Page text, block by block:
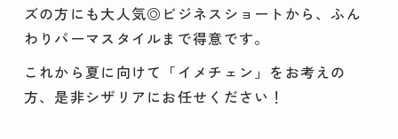
ズの方にも大人気◎ビジネスショートから、ふん
わりパーマスタイルまで得意です。
これから夏に向けて「イメチェン」をお考えの
方、是非シザリアにお任せください！